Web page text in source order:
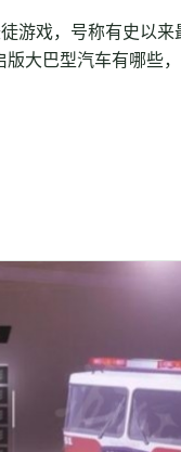
游戏，号称有史以
大巴型汽车有哪些